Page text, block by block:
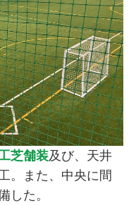
芝舗装及び、天井
。また、中央に間
した。